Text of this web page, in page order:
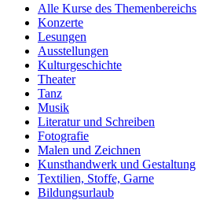
Alle Kurse des Themenbereichs
Konzerte
Lesungen
Ausstellungen
Kulturgeschichte
Theater
Tanz
Musik
Literatur und Schreiben
Fotografie
Malen und Zeichnen
Kunsthandwerk und Gestaltung
Textilien, Stoffe, Garne
Bildungsurlaub